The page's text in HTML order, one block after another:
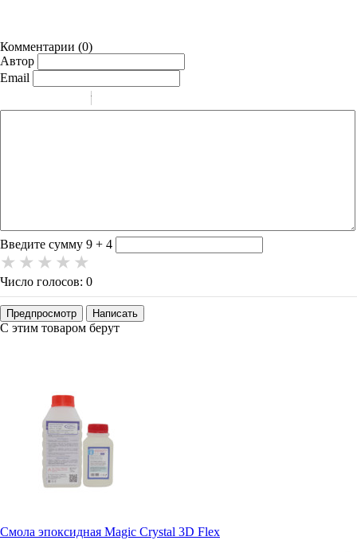
Комментарии (0)
Автор
Email
-
-
-
Введите сумму 9 + 4
Число голосов: 0
Предпросмотр Написать
С этим товаром берут
Смола эпоксидная Magic Crystal 3D Flex